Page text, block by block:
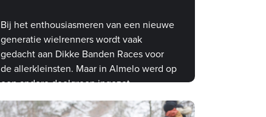
Bij het enthousiasmeren van een nieuwe
generatie wielrenners wordt vaak
gedacht aan Dikke Banden Races voor
de allerkleinsten. Maar in Almelo werd op
een andere doelgroep ingezet